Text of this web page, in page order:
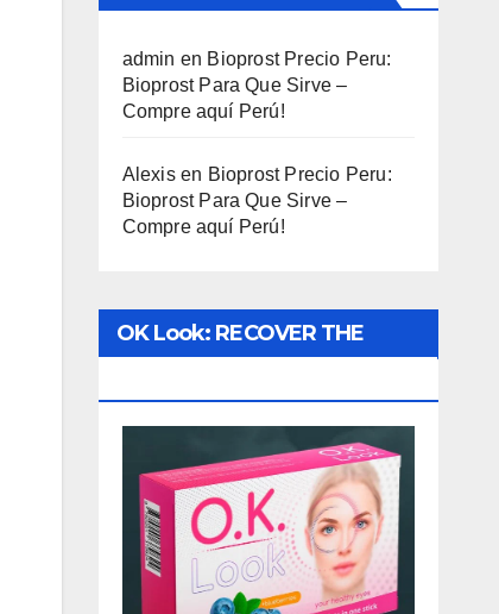
admin en Bioprost Precio Peru:
Bioprost Para Que Sirve –
Compre aquí Perú!
Alexisen Bioprost Precio Peru:
Bioprost Para Que Sirve –
Compre aquí Perú!
OK Look: RECOVER THE